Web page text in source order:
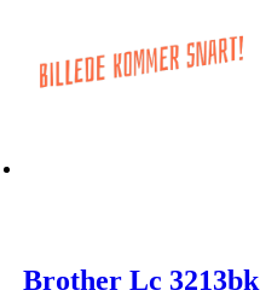
Brother Lc 3213bk